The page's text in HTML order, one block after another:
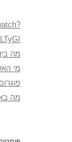
מה
מי
פוגרום 1929 בצפת "עולמנו חרב עלינו"
מה